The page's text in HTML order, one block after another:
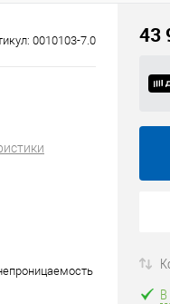
0010103-7.0 43